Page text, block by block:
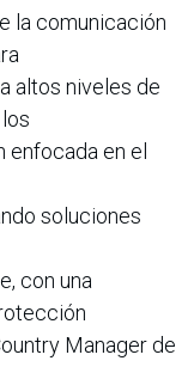
la comunicación
altos niveles de
enfocada en el
soluciones
con una
Manager de